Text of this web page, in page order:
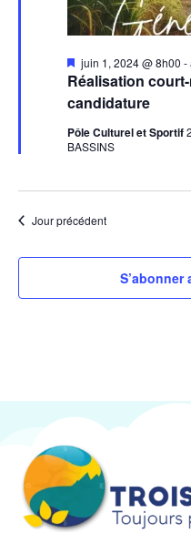
Réalisation
candidature
Mis
en
avant
juin 1, 2024 @ 8h00 -
Pôle Culturel et Sportif
BASSINS
Jour précédent
S’abonner